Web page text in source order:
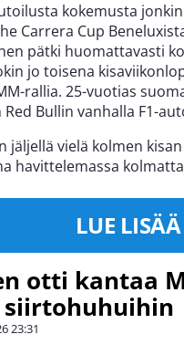
kokemusta
Carrera Cup
pätki huomattavasti
jo toisena
rallia. 25-vuotias
Bullin vanhalla F1-
jäljellä vielä kolmen
havittelemassa
LUE LISÄÄ
otti kantaa
siirtohuhuihin
23:31